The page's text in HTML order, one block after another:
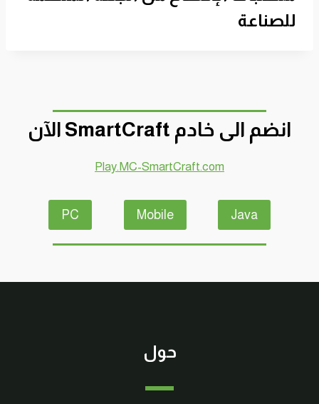
للصناعة
انضم الى خادم SmartCraft الآن
Play.MC-SmartCraft.com
Java
Mobile
PC
حول